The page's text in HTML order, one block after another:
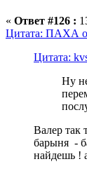
« Ответ #126 :
Цитата: ПАХА
Цитата:
Ну
Валер так
барыня -
найдешь !